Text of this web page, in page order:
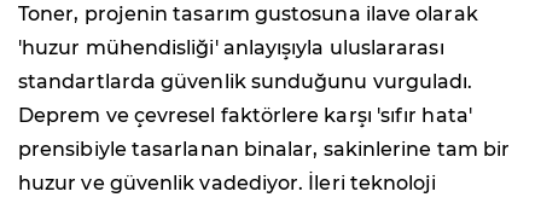
Toner, projenin tasarım gustosuna ilave olarak
'huzur mühendisliği' anlayışıyla uluslararası
standartlarda güvenlik sunduğunu vurguladı.
Deprem ve çevresel faktörlere karşı 'sıfır hata'
prensibiyle tasarlanan binalar, sakinlerine tam bir
huzur ve güvenlik vadediyor. İleri teknoloji